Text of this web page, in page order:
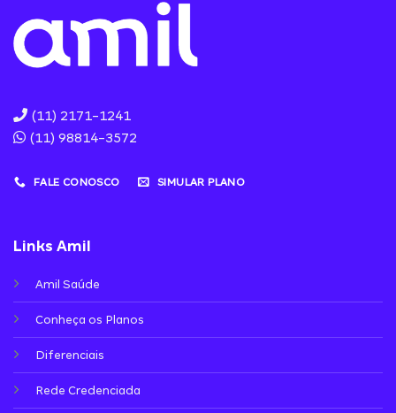
(11) 2171-1241
(11) 98814-3572
FALE CONOSCO SIMULAR PLANO
Links Amil
Amil Saúde
Conheça os Planos
Diferenciais
Rede Credenciada